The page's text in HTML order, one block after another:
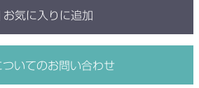
お気に入りに追加
ついてのお問い合わせ